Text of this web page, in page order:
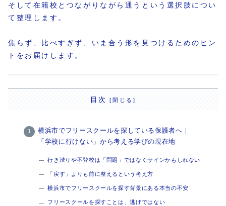
そして在籍校とつながりながら通うという選択肢につい
て整理します。
焦らず、比べすぎず、いま合う形を見つけるためのヒン
トをお届けします。
目次
横浜市でフリースクールを探している保護者へ｜
「学校に行けない」から考える学びの現在地
行き渋りや不登校は「問題」ではなくサインかもしれない
「戻す」よりも前に整えるという考え方
横浜市でフリースクールを探す背景にある本当の不安
フリースクールを探すことは、逃げではない